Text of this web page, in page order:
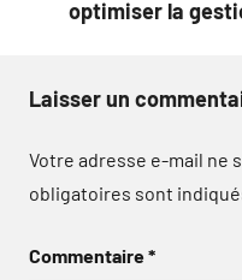
optimiser la
Laisser un
Votre adresse e-mail ne
obligatoires sont
Commentaire*